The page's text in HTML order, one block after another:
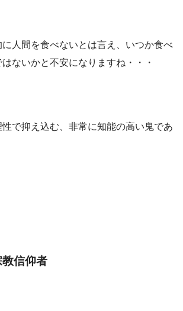
人間を食べないとは言え、いつか食べ
ないかと不安になりますね・・・
で抑え込む、非常に知能の高い鬼であ
信仰者